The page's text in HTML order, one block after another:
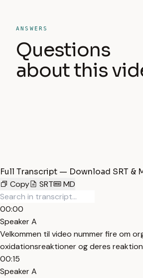
ANSWERS
Questions
about this
Full Transcript — Download SRT &
Copy
SRT MD
00:00
Speaker A
Velkommen til video nummer fire om
oxidationsreaktioner og deres
00:15
Speaker A